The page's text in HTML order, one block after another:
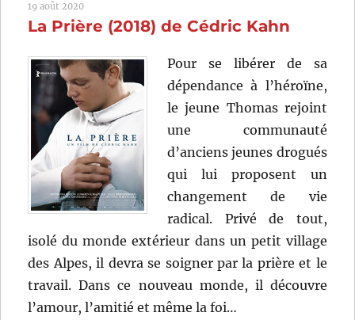
Ida
19 août 2020
La Prière (2018) de Cédric Kahn
Pour se libérer de sa
dépendance à l’héroïne,
le jeune Thomas rejoint
une communauté
d’anciens jeunes drogués
qui lui proposent un
changement de vie
radical. Privé de tout,
isolé du monde extérieur dans un petit village
des Alpes, il devra se soigner par la prière et le
travail. Dans ce nouveau monde, il découvre
l’amour, l’amitié et même la foi…